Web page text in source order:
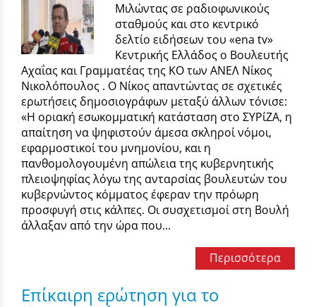
Μιλώντας σε ραδιοφωνικούς
σταθμούς και στο κεντρικό
δελτίο ειδήσεων του «ena tv»
Κεντρικής Ελλάδος ο Βουλευτής
Αχαΐας και Γραμματέας της ΚΟ των ΑΝΕΛ Νίκος
Νικολόπουλος . Ο Νίκος απαντώντας σε σχετικές
ερωτήσεις δημοσιογράφων μεταξύ άλλων τόνισε:
«Η οριακή εσωκομματική κατάσταση στο ΣΥΡίΖΑ, η
απαίτηση να ψηφιστούν άμεσα σκληροί νόμοι,
εφαρμοστικοί του μνημονίου, και η
πανθομολογουμένη απώλεια της κυβερνητικής
πλειοψηφίας λόγω της ανταρσίας βουλευτών του
κυβερνώντος κόμματος έφεραν την πρόωρη
προσφυγή στις κάλπες. Οι συσχετισμοί στη Βουλή
άλλαξαν από την ώρα που...
Περισσότερα
Επίκαιρη ερώτηση για το